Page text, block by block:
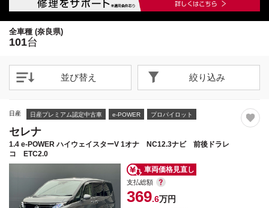
全車種 (奈良県)
101台
並び替え 絞り込み
日産 日産プレミアム認定中古車 e-POWER プロパイロット
セレナ
1.4 e-POWER ハイウェイスターV 1オナ NC12.3ナビ 前後ドラレ
コ ETC2.0
車両価格見直し
支払総額
369.6万円